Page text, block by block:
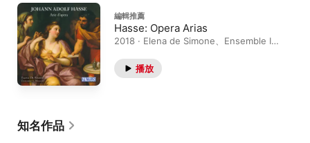
編輯推薦
Hasse: Opera Arias
2018 · Elena de Simone、Ensemble Il
播放
知名作品